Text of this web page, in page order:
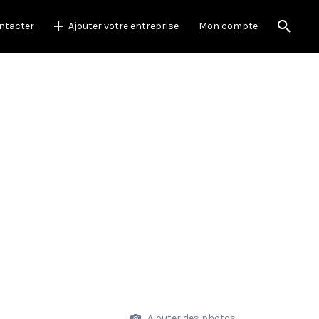
Ajouter votre entreprise Mon compte